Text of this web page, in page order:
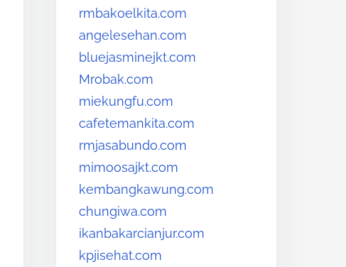
rmbakoelkita.com
angelesehan.com
bluejasminejkt.com
Mrobak.com
miekungfu.com
cafetemankita.com
rmjasabundo.com
mimoosajkt.com
kembangkawung.com
chungiwa.com
ikanbakarcianjur.com
kpjisehat.com